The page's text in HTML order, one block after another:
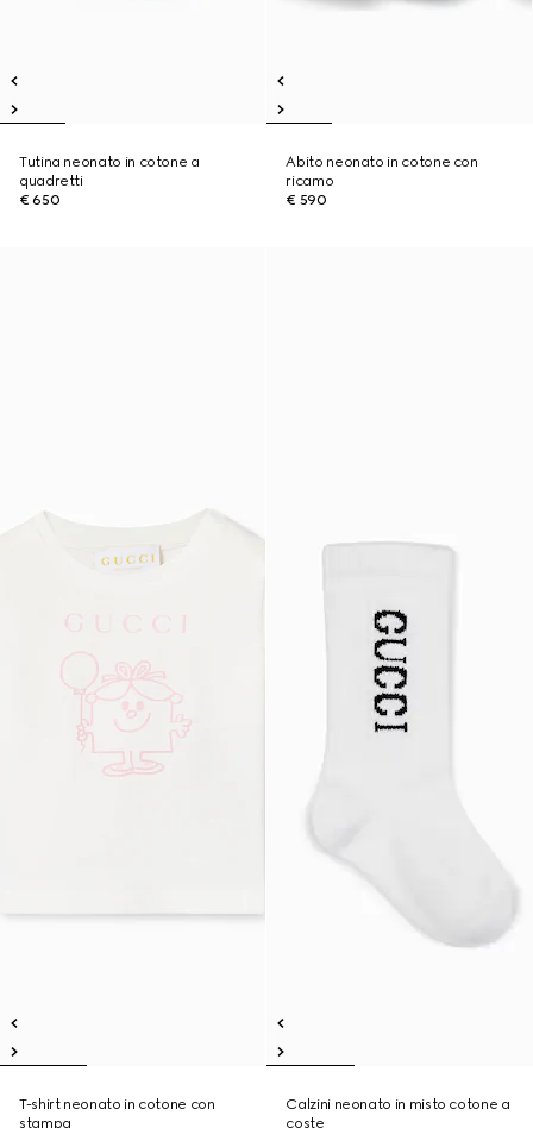
Tutina neonato in cotone a
quadretti
€ 650
Abito neonato in cotone con
ricamo
€ 590
T-shirt neonato in cotone con
stampa
Calzini neonato in misto cotone a
coste